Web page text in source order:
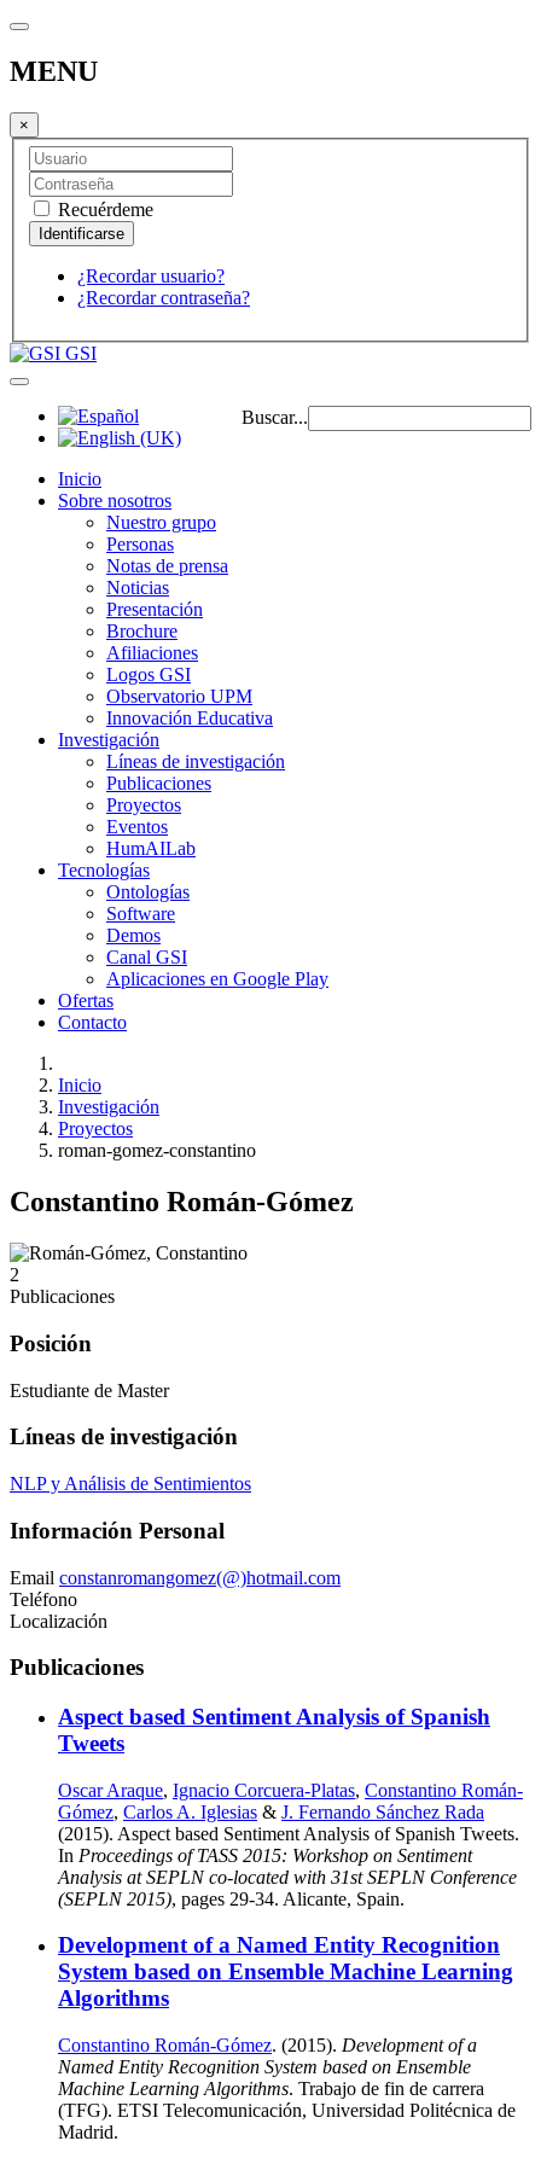
MENU
×
Recuérdeme
¿Recordar usuario?
¿Recordar contraseña?
GSI
Buscar...
Inicio
Sobre nosotros
Nuestro grupo
Personas
Notas de prensa
Noticias
Presentación
Brochure
Afiliaciones
Logos GSI
Observatorio UPM
Innovación Educativa
Investigación
Líneas de investigación
Publicaciones
Proyectos
Eventos
HumAILab
Tecnologías
Ontologías
Software
Demos
Canal GSI
Aplicaciones en Google Play
Ofertas
Contacto
Inicio
Investigación
Proyectos
roman-gomez-constantino
Constantino Román-Gómez
2
Publicaciones
Posición
Estudiante de Master
Líneas de investigación
NLP y Análisis de Sentimientos
Información Personal
Email constanromangomez(@)hotmail.com
Teléfono
Localización
Publicaciones
Aspect based Sentiment Analysis of Spanish
Tweets
Oscar Araque, Ignacio Corcuera-Platas, Constantino Román-
Gómez, Carlos A. Iglesias & J. Fernando Sánchez Rada
(2015). Aspect based Sentiment Analysis of Spanish Tweets.
In Proceedings of TASS 2015: Workshop on Sentiment
Analysis at SEPLN co-located with 31st SEPLN Conference
(SEPLN 2015), pages 29-34. Alicante, Spain.
Development of a Named Entity Recognition
System based on Ensemble Machine Learning
Algorithms
Constantino Román-Gómez. (2015). Development of a
Named Entity Recognition System based on Ensemble
Machine Learning Algorithms. Trabajo de fin de carrera
(TFG). ETSI Telecomunicación, Universidad Politécnica de
Madrid.